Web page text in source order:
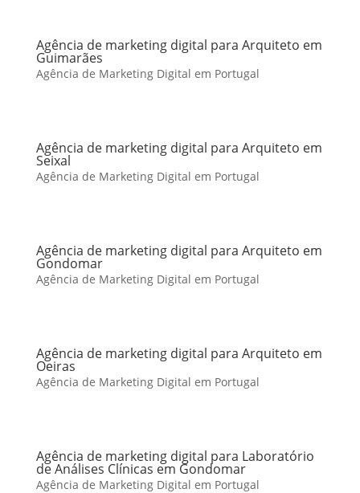
Agência de marketing digital para Arquiteto em
Guimarães
Agência de Marketing Digital em Portugal
Agência de marketing digital para Arquiteto em
Seixal
Agência de Marketing Digital em Portugal
Agência de marketing digital para Arquiteto em
Gondomar
Agência de Marketing Digital em Portugal
Agência de marketing digital para Arquiteto em
Oeiras
Agência de Marketing Digital em Portugal
Agência de marketing digital para Laboratório
de Análises Clínicas em Gondomar
Agência de Marketing Digital em Portugal